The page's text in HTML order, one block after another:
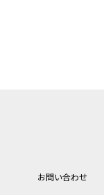
お問い合わせ